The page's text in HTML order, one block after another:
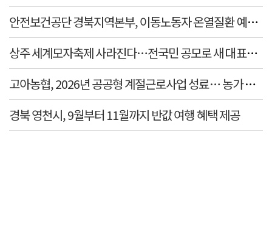
안전보건공단 경북지역본부, 이동노동자 온열질환 예방
상주 세계모자축제 사라진다…전국민 공모로 새 대표축제
고아농협, 2026년 공공형 계절근로사업 성료… 농가 일손
경북 영천시, 9월부터 11월까지 반값 여행 혜택 제공